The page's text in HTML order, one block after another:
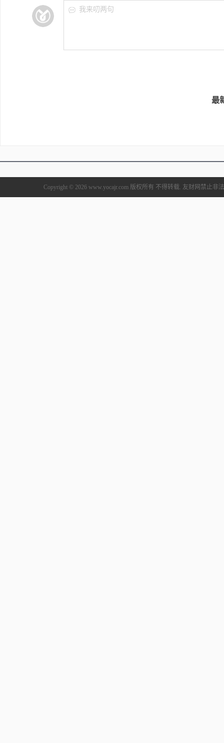
我来叨两句
最
Copyright © 2026 www.yocajr.com 版权所有 不得转载. 友财网禁止非